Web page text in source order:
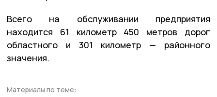
Всего на обслуживании предприятия
находится 61 километр 450 метров дорог
областного и 301 километр — районного
значения.
Материалы по теме: